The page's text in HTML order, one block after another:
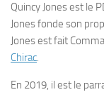
Quincy Jones est le
Jones fonde son
Jones est fait
Chirac.
En 2019, il est le